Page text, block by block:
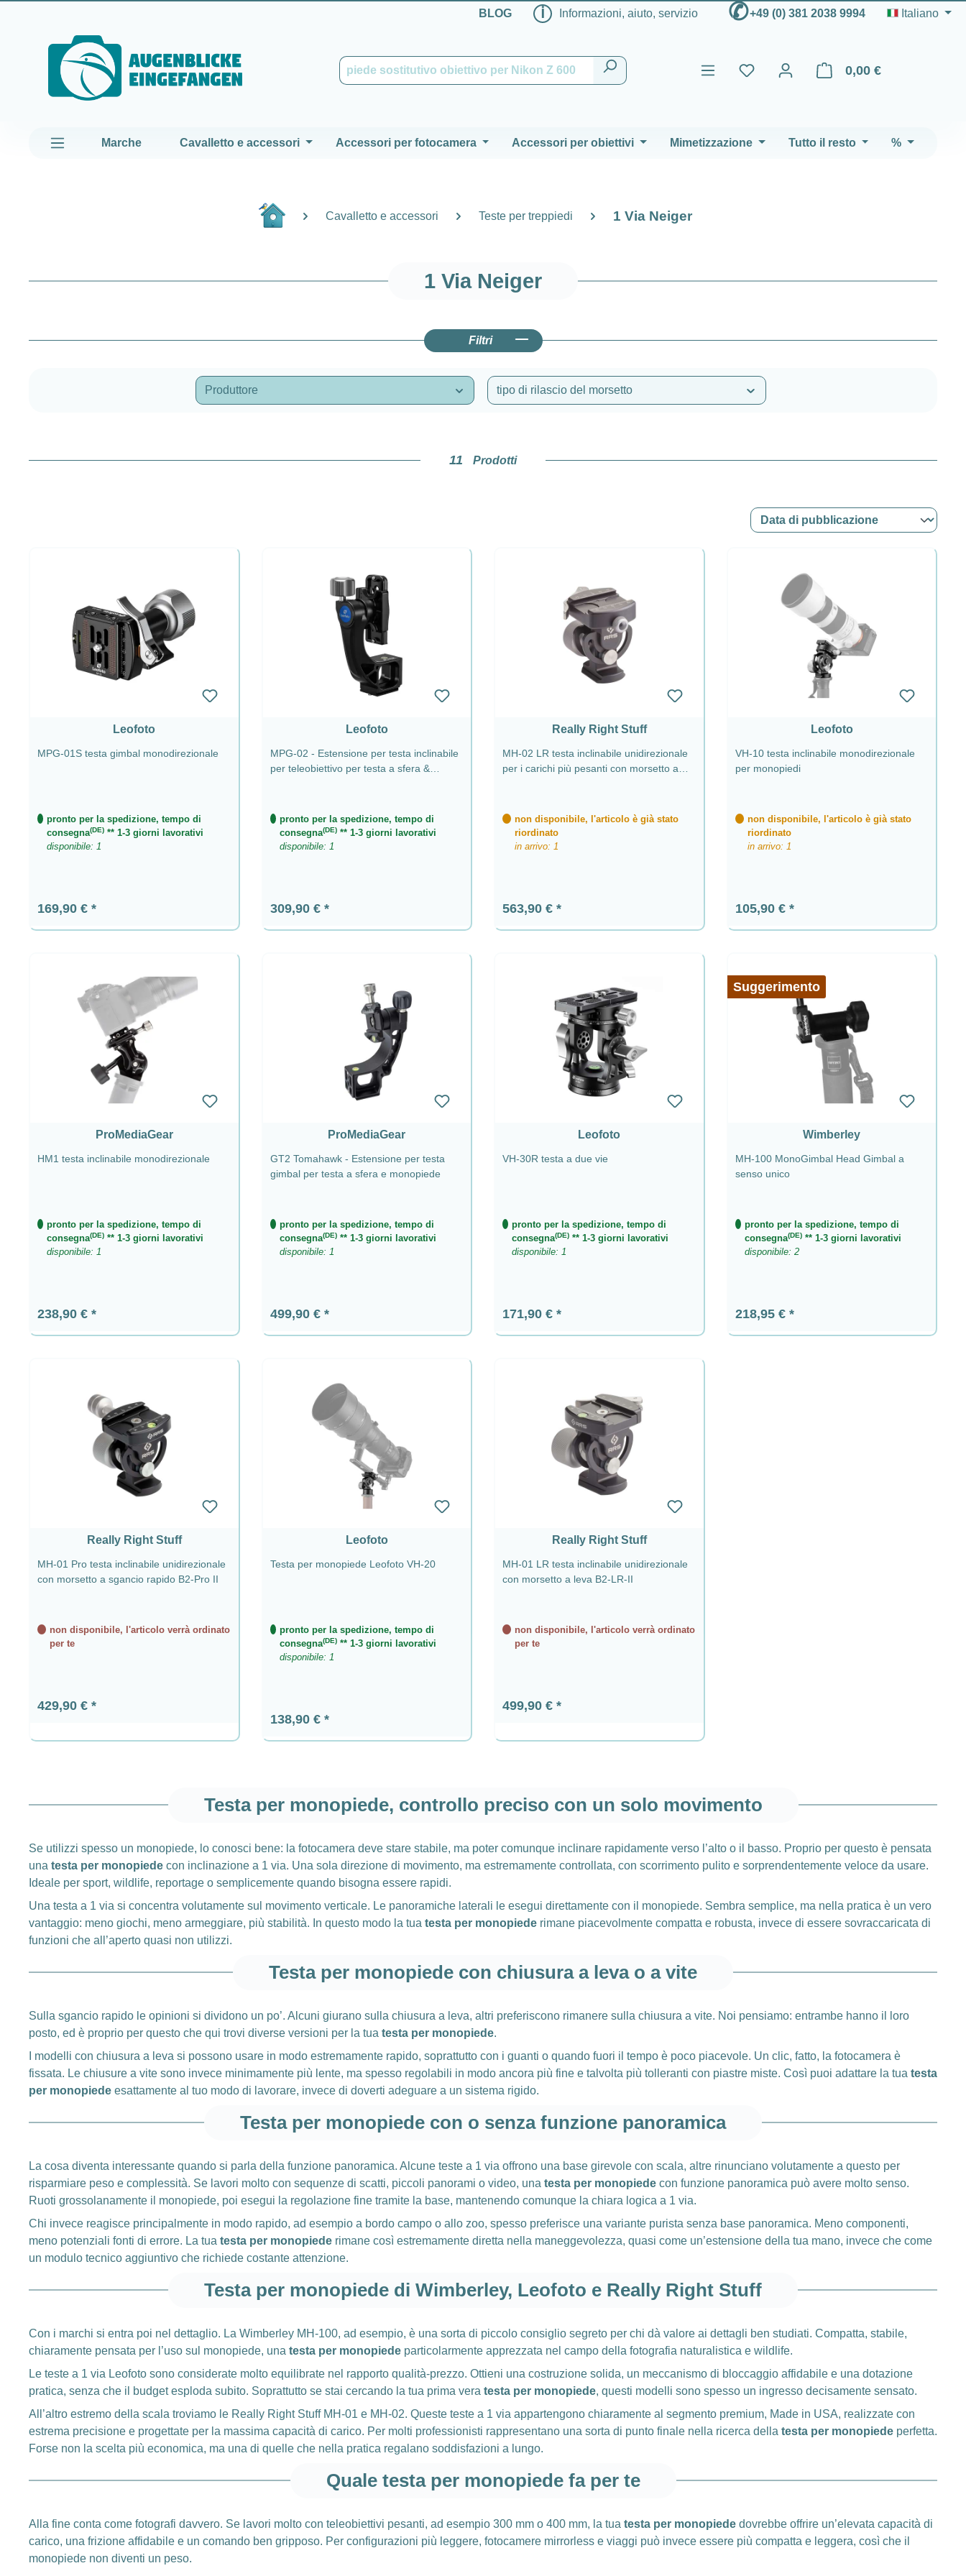
BLOG ℹ Informazioni, aiuto, servizio ✆+49 (0) 381 2038 9994 Italiano
0,00 €
Il carrello contiene 0
Marche Cavalletto e accessori Accessori per fotocamera Accessori per obiettivi Mimetizzazione Tutto il resto %
Cavalletto e accessori Teste per treppiedi 1 Via Neiger
1 Via Neiger
Filtri
Produttore tipo di rilascio del morsetto
11 Prodotti
Leofoto
MPG-01S testa gimbal monodirezionale
pronto per la spedizione, tempo di
consegna(DE) ** 1-3 giorni lavorativi
disponibile: 1
Prezzo normale:
169,90 €
Leofoto
MPG-02 - Estensione per testa inclinabile
per teleobiettivo per testa a sfera &
pronto per la spedizione, tempo di
consegna(DE)** 1-3 giorni lavorativi
disponibile: 1
Prezzo normale:
309,90 €
Really Right Stuff
MH-02 LR testa inclinabile unidirezionale
per i carichi più pesanti con morsetto a
non disponibile, l'articolo è già stato
riordinato
in arrivo: 1
Prezzo normale:
563,90 €
Leofoto
VH-10 testa inclinabile monodirezionale
per monopiedi
non disponibile, l'articolo è già stato
riordinato
in arrivo: 1
Prezzo normale:
105,90 €
ProMediaGear
HM1 testa inclinabile monodirezionale
pronto per la spedizione, tempo di
consegna(DE) ** 1-3 giorni lavorativi
disponibile: 1
Prezzo normale:
238,90 €
ProMediaGear
GT2 Tomahawk - Estensione per testa
gimbal per testa a sfera e monopiede
pronto per la spedizione, tempo di
consegna(DE)** 1-3 giorni lavorativi
disponibile: 1
Prezzo normale:
499,90 €
Leofoto
VH-30R testa a due vie
pronto per la spedizione, tempo di
consegna(DE) ** 1-3 giorni lavorativi
disponibile: 1
Prezzo normale:
171,90 €
Suggerimento
Wimberley
MH-100 MonoGimbal Head Gimbal a
senso unico
pronto per la spedizione, tempo di
consegna(DE)** 1-3 giorni lavorativi
disponibile: 2
Prezzo normale:
218,95 €
Really Right Stuff
MH-01 Pro testa inclinabile unidirezionale
con morsetto a sgancio rapido B2-Pro II
non disponibile, l'articolo verrà ordinato
per te
Prezzo normale:
429,90 €
Leofoto
Testa per monopiede Leofoto VH-20
pronto per la spedizione, tempo di
consegna(DE)** 1-3 giorni lavorativi
disponibile: 1
Prezzo normale:
138,90 €
Really Right Stuff
MH-01 LR testa inclinabile unidirezionale
con morsetto a leva B2-LR-II
non disponibile, l'articolo verrà ordinato
per te
Prezzo normale:
499,90 €
Testa per monopiede, controllo preciso con un solo movimento
Se utilizzi spesso un monopiede, lo conosci bene: la fotocamera deve stare stabile, ma poter comunque inclinare rapidamente verso l’alto o il basso. Proprio per questo è pensata
una testa per monopiede con inclinazione a 1 via. Una sola direzione di movimento, ma estremamente controllata, con scorrimento pulito e sorprendentemente veloce da usare.
Ideale per sport, wildlife, reportage o semplicemente quando bisogna essere rapidi.
Una testa a 1 via si concentra volutamente sul movimento verticale. Le panoramiche laterali le esegui direttamente con il monopiede. Sembra semplice, ma nella pratica è un vero
vantaggio: meno giochi, meno armeggiare, più stabilità. In questo modo la tua testa per monopiede rimane piacevolmente compatta e robusta, invece di essere sovraccaricata di
funzioni che all’aperto quasi non utilizzi.
Testa per monopiede con chiusura a leva o a vite
Sulla sgancio rapido le opinioni si dividono un po’. Alcuni giurano sulla chiusura a leva, altri preferiscono rimanere sulla chiusura a vite. Noi pensiamo: entrambe hanno il loro
posto, ed è proprio per questo che qui trovi diverse versioni per la tua testa per monopiede.
I modelli con chiusura a leva si possono usare in modo estremamente rapido, soprattutto con i guanti o quando fuori il tempo è poco piacevole. Un clic, fatto, la fotocamera è
fissata. Le chiusure a vite sono invece minimamente più lente, ma spesso regolabili in modo ancora più fine e talvolta più tolleranti con piastre miste. Così puoi adattare la tua testa
per monopiede esattamente al tuo modo di lavorare, invece di doverti adeguare a un sistema rigido.
Testa per monopiede con o senza funzione panoramica
La cosa diventa interessante quando si parla della funzione panoramica. Alcune teste a 1 via offrono una base girevole con scala, altre rinunciano volutamente a questo per
risparmiare peso e complessità. Se lavori molto con sequenze di scatti, piccoli panorami o video, una testa per monopiede con funzione panoramica può avere molto senso.
Ruoti grossolanamente il monopiede, poi esegui la regolazione fine tramite la base, mantenendo comunque la chiara logica a 1 via.
Chi invece reagisce principalmente in modo rapido, ad esempio a bordo campo o allo zoo, spesso preferisce una variante purista senza base panoramica. Meno componenti,
meno potenziali fonti di errore. La tua testa per monopiede rimane così estremamente diretta nella maneggevolezza, quasi come un’estensione della tua mano, invece che come
un modulo tecnico aggiuntivo che richiede costante attenzione.
Testa per monopiede di Wimberley, Leofoto e Really Right Stuff
Con i marchi si entra poi nel dettaglio. La Wimberley MH-100, ad esempio, è una sorta di piccolo consiglio segreto per chi dà valore ai dettagli ben studiati. Compatta, stabile,
chiaramente pensata per l’uso sul monopiede, una testa per monopiede particolarmente apprezzata nel campo della fotografia naturalistica e wildlife.
Le teste a 1 via Leofoto sono considerate molto equilibrate nel rapporto qualità-prezzo. Ottieni una costruzione solida, un meccanismo di bloccaggio affidabile e una dotazione
pratica, senza che il budget esploda subito. Soprattutto se stai cercando la tua prima vera testa per monopiede, questi modelli sono spesso un ingresso decisamente sensato.
All’altro estremo della scala troviamo le Really Right Stuff MH-01 e MH-02. Queste teste a 1 via appartengono chiaramente al segmento premium, Made in USA, realizzate con
estrema precisione e progettate per la massima capacità di carico. Per molti professionisti rappresentano una sorta di punto finale nella ricerca della testa per monopiede perfetta.
Forse non la scelta più economica, ma una di quelle che nella pratica regalano soddisfazioni a lungo.
Quale testa per monopiede fa per te
Alla fine conta come fotografi davvero. Se lavori molto con teleobiettivi pesanti, ad esempio 300 mm o 400 mm, la tua testa per monopiede dovrebbe offrire un’elevata capacità di
carico, una frizione affidabile e un comando ben gripposo. Per configurazioni più leggere, fotocamere mirrorless e viaggi può invece essere più compatta e leggera, così che il
monopiede non diventi un peso.